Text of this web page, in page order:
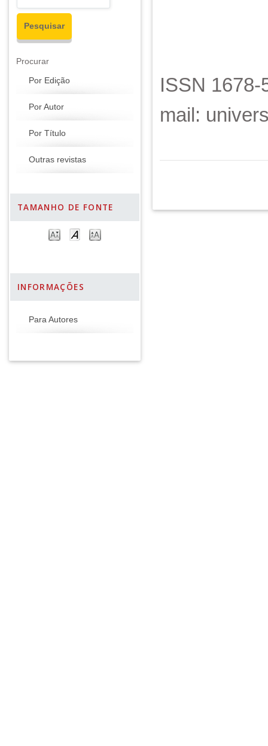
Procurar
Por Edição
Por Autor
Por Título
Outras revistas
TAMANHO DE FONTE
INFORMAÇÕES
Para Autores
ISSN
mail: